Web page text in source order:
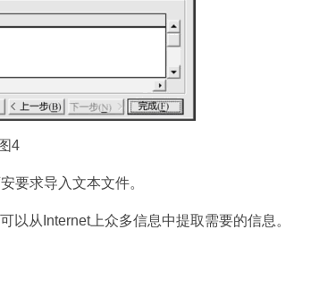
图4
要求导入文本文件。
以从Internet上众多信息中提取需要的信息。